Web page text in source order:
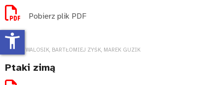
Pobierz plik PDF
ALICJA WALOSIK, BARTŁOMIEJ ZYŚK, MAREK GUZIK
Ptaki zimą
accessibility_new